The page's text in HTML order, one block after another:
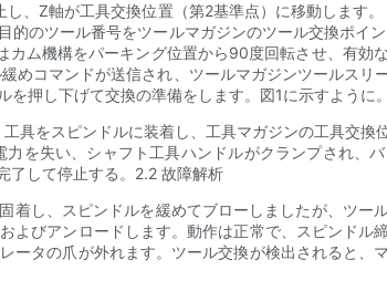
、Z軸が工具交換位置（第2基準点）に移動します
のツール番号をツールマガジンのツール交換ポイ
ム機構をパーキング位置から90度回転させ、有効
めコマンドが送信され、ツールマガジンツールス
押し下げて交換の準備をします。図1に示すように。
具をスピンドルに装着し、工具マガジンの工具交
を失い、シャフト工具ハンドルがクランプされ、
了して停止する。2.2 故障解析
し、スピンドルを緩めてブローしましたが、ツ
よびアンロードします。動作は正常で、スピンド
タの爪が外れます。ツール交換が検出されると